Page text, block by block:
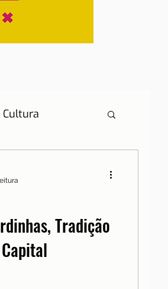
Cultura
Notícias
Tradição